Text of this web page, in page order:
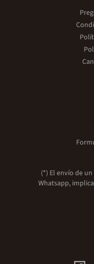
(*) El envío de
Whatsapp,